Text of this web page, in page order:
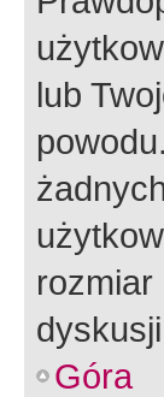
lub
rozmiar
Góra